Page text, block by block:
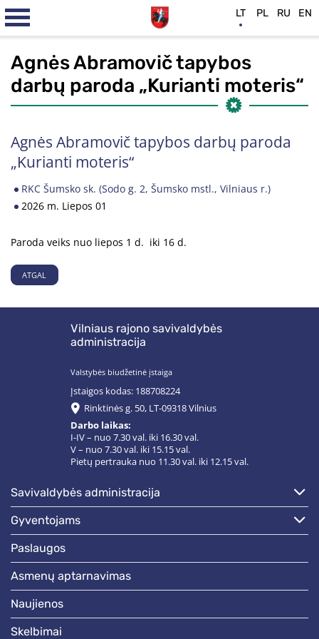
Agnės Abramovič tapybos
darbų paroda „Kurianti moteris“
Agnės Abramovič tapybos darbų paroda
„Kurianti moteris“
RKC Šumsko sk. (Sodo g. 2, Šumsko mstl., Vilniaus r.)
2026 m. Liepos 01
Paroda veiks nuo liepos 1 d. iki 16 d.
ATGAL
Vilniaus rajono savivaldybės
administracija
Valstybės biudžetinė įstaiga
Įstaigos kodas: 188708224
Rinktinės g. 50, LT-09318 Vilnius
Darbo laikas:
I-IV – nuo 7.30 val. iki 16.30 val.
V – nuo 7.30 val. iki 15.15 val.
Pietų pertrauka nuo 11.30 val. iki 12.15 val.
savivaldybės administracija
gyventojams
paslaugos
asmenų aptarnavimas
naujienos
skelbimai
LT PL RU EN